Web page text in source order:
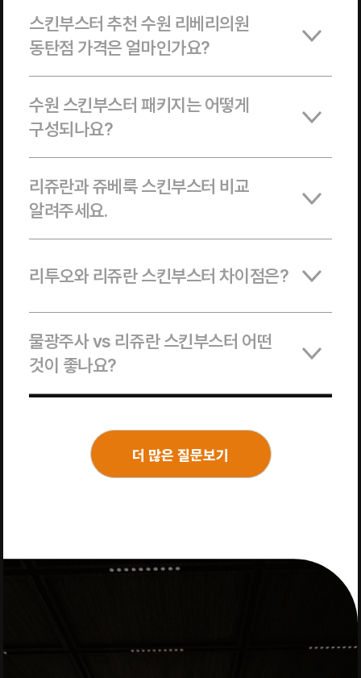
스킨부스터 추천 수원 리베리의원
동탄점 가격은 얼마인가요?
수원 스킨부스터 패키지는 어떻게
구성되나요?
리쥬란과 쥬베룩 스킨부스터 비교
알려주세요.
리투오와 리쥬란 스킨부스터 차이점은?
물광주사 vs 리쥬란 스킨부스터 어떤
것이 좋나요?
더 많은 질문보기